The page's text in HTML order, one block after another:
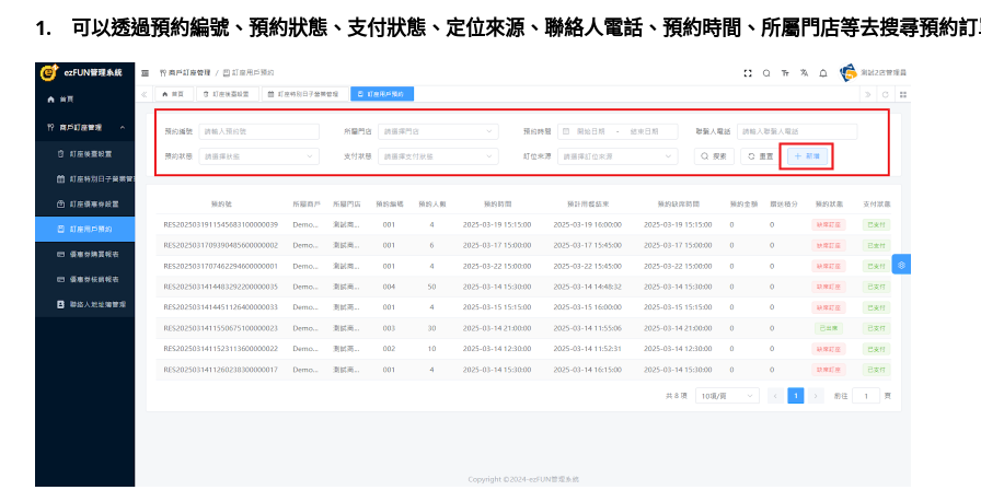
1. 可以透過預約編號、預約狀態、支付狀態、定位來源、聯絡人電話、預約時間、所屬門店等去搜尋預約